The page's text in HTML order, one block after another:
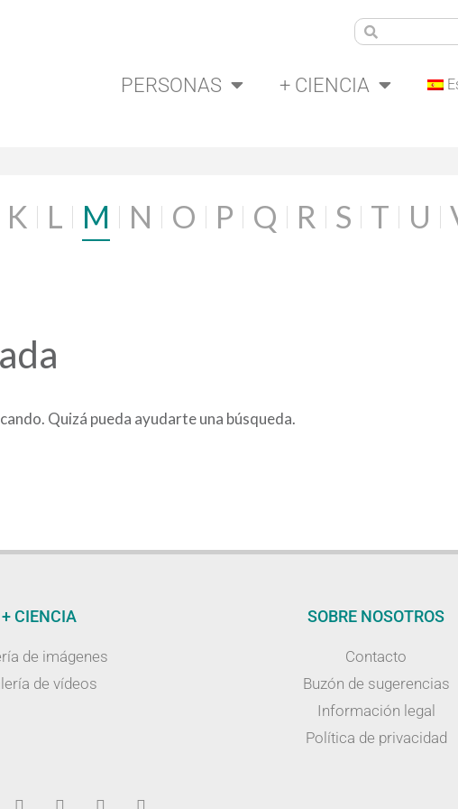
PERSONAS + CIENCIA
K L M N O P Q R S T U
Quizá pueda ayudarte una búsqueda.
+ CIENCIA
de imágenes
de vídeos
SOBRE NOSOTROS
Contacto
Buzón de sugerencias
Información legal
Política de privacidad